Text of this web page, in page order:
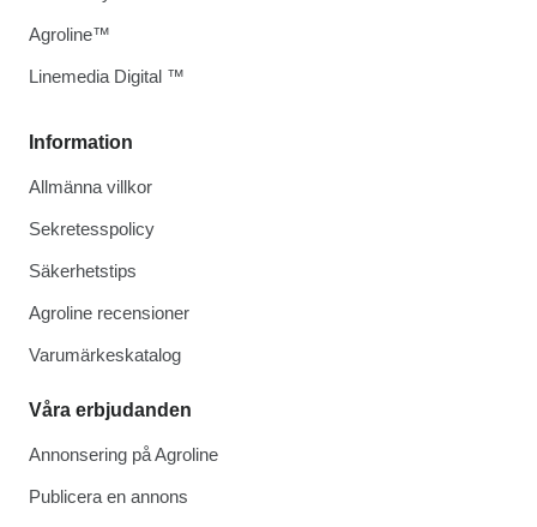
Information
Allmänna villkor
Sekretesspolicy
Säkerhetstips
Agroline recensioner
Varumärkeskatalog
Våra erbjudanden
Annonsering på Agroline
Publicera en annons
Agroline™
Linemedia Digital ™